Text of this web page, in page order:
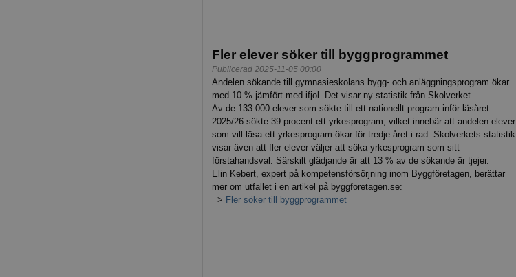
Fler elever söker till byggprogrammet
Publicerad 2025-11-05 00:00
Andelen sökande till gymnasieskolans bygg- och anläggningsprogram ökar
med 10 % jämfört med ifjol. Det visar ny statistik från Skolverket.
Av de 133 000 elever som sökte till ett nationellt program inför läsåret
2025/26 sökte 39 procent ett yrkesprogram, vilket innebär att andelen elever
som vill läsa ett yrkesprogram ökar för tredje året i rad. Skolverkets statistik
visar även att fler elever väljer att söka yrkesprogram som sitt
förstahandsval. Särskilt glädjande är att 13 % av de sökande är tjejer.
Elin Kebert, expert på kompetensförsörjning inom Byggföretagen, berättar
mer om utfallet i en artikel på byggforetagen.se:
=> Fler söker till byggprogrammet